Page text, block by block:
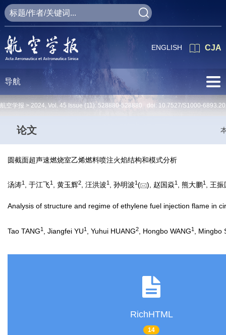
CJA
ENGLISH
导航
航空学报 > 2024, Vol. 45 Issue (11): 528880-528880 doi: 10.7527/S1000-
论文
圆截面超声速燃烧室乙烯燃料喷注火焰结构和模式分析
汤涛1 , 于江飞1 , 黄玉辉2, 汪洪波1 , 孙明波1( ), 赵国焱1 , 熊大鹏1 , 王振
Analysis of structure and regime of ethylene fuel injection flame in
Tao TANG1 , Jiangfei YU1 , Yuhui HUANG2 , Hongbo WANG1 , Mingbo
RichHTML
14